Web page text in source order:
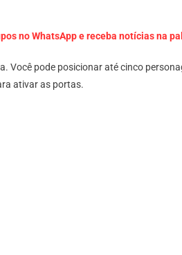
no WhatsApp e receba notícias na
pode posicionar até cinco
ativar as portas.